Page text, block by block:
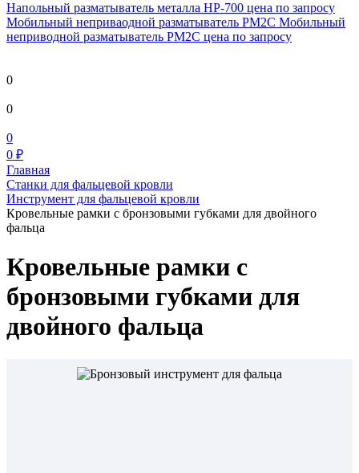
Напольный разматыватель металла HP-700 цена по запросу
Мобильный непривaодной разматыватель РМ2С Мобильный
неприводной разматыватель РМ2С цена по запросу
0
0
0
0 ₽
Главная
Станки для фальцевой кровли
Инструмент для фальцевой кровли
Кровельные рамки с бронзовыми губками для двойного
фальца
Кровельные рамки с
бронзовыми губками для
двойного фальца